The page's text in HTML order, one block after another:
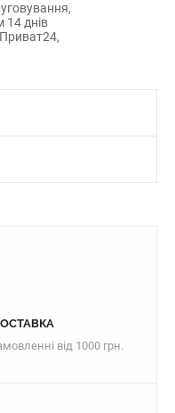
14 днів
від 1000 грн.